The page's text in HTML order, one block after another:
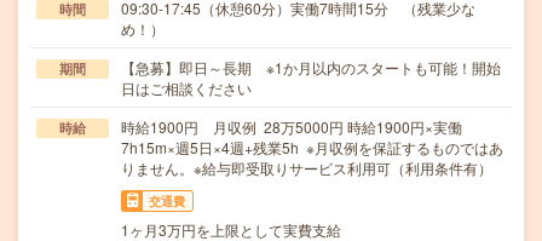
時間
09:30-17:45（休憩60分）実働7時間15分 （残業少な
め！）
期間
【急募】即日～長期 ※1か月以内のスタートも可能！開始
日はご相談ください
時給
時給1900円 月収例 28万5000円 時給1900円×実働
7h15m×週5日×4週+残業5h ※月収例を保証するものではあ
りません。※給与即受取りサービス利用可（利用条件有）
交通費
1ヶ月3万円を上限として実費支給